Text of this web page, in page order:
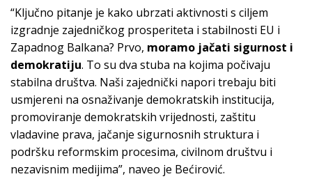
“Ključno pitanje je kako ubrzati aktivnosti s ciljem
izgradnje zajedničkog prosperiteta i stabilnosti EU i
Zapadnog Balkana? Prvo, moramo jačati sigurnost i
demokratiju. To su dva stuba na kojima počivaju
stabilna društva. Naši zajednički napori trebaju biti
usmjereni na osnaživanje demokratskih institucija,
promoviranje demokratskih vrijednosti, zaštitu
vladavine prava, jačanje sigurnosnih struktura i
podršku reformskim procesima, civilnom društvu i
nezavisnim medijima”, naveo je Bećirović.